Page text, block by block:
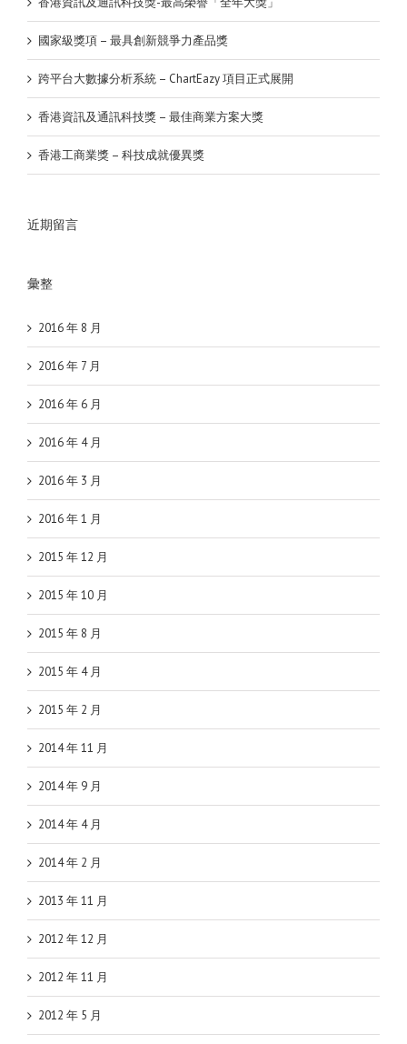
國家級獎項 – 最具創新競爭力產品獎
跨平台大數據分析系統 – ChartEazy 項目正式展開
香港資訊及通訊科技獎 – 最佳商業方案大獎
香港工商業獎 – 科技成就優異獎
近期留言
彙整
2016 年 8 月
2016 年 7 月
2016 年 6 月
2016 年 4 月
2016 年 3 月
2016 年 1 月
2015 年 12 月
2015 年 10 月
2015 年 8 月
2015 年 4 月
2015 年 2 月
2014 年 11 月
2014 年 9 月
2014 年 4 月
2014 年 2 月
2013 年 11 月
2012 年 12 月
2012 年 11 月
2012 年 5 月